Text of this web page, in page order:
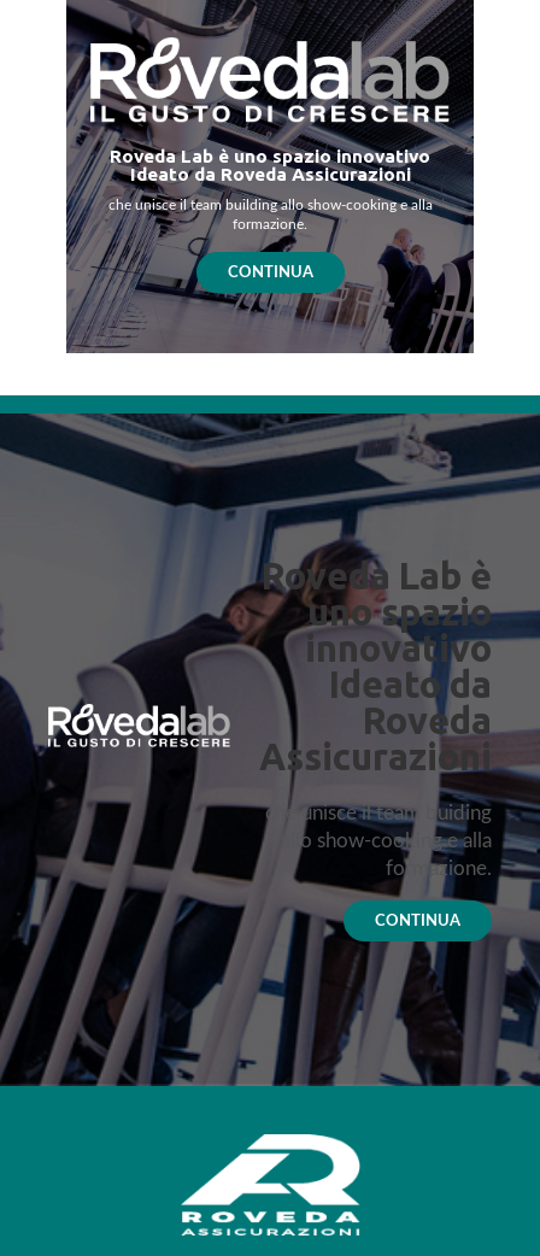
La presente privacy policy può subire modifiche e/o integrazioni a
seguito di eventuali successive modifiche e/o integrazioni normative,
all’aggiornamento o erogazione di nuovi servizi ovvero ad intervenute
innovazioni tecnologiche.
Roveda Lab è uno spazio innovativo
Ideato da Roveda Assicurazioni
che unisce il team building allo show-cooking e alla
formazione.
CONTINUA
Roveda Lab è
uno spazio
innovativo
Ideato da
Roveda
Assicurazioni
che unisce il team buiding
allo show-cooking e alla
formazione.
CONTINUA